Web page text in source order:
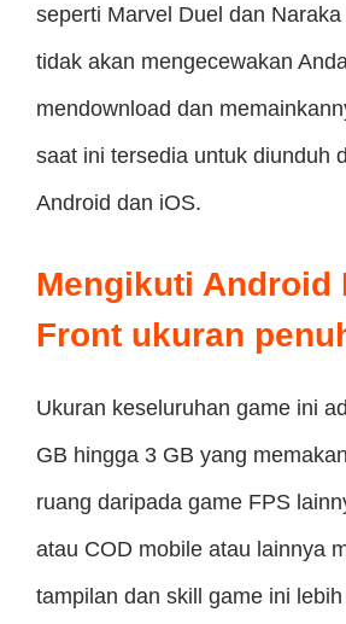
seperti Marvel Duel dan
tidak akan mengecewakan
mendownload dan
saat ini tersedia untuk diunduh
Android dan iOS.
Mengikuti Android
Front ukuran
Ukuran keseluruhan game ini
GB hingga 3 GB yang
ruang daripada game FPS
atau COD mobile atau lainnya
tampilan dan skill game ini